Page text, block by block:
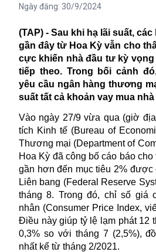
Ngày đăng: 30/9/2024
(TAP) - Sau khi hạ lãi suất,
gần đây từ Hoa Kỳ vẫn cho
cực khiến nhà đầu tư kỳ vọng
tiếp theo. Trong bối cảnh
yêu cầu ngân hàng thương
suất tất cả khoản vay mua
Vào ngày 27/9 vừa qua (giờ
tích Kinh tế (Bureau of
Thương mại (Department of
Hoa Kỳ đã công bố cáo báo cho
gần hơn đến mục tiêu 2%
Liên bang (Federal Reserve
tháng 8. Trong đó, chỉ số giá
nhân (Consumer Price Index,
Điều này giúp tỷ lệ lạm phát 12
0,3% so với tháng 7 (2,5%),
nhất kể từ tháng 2/2021.